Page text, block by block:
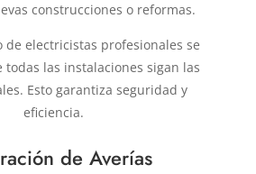
construcciones o reformas.
de electricistas profesionales se
todas las instalaciones sigan las
Esto garantiza seguridad y
eficiencia.
de Averías